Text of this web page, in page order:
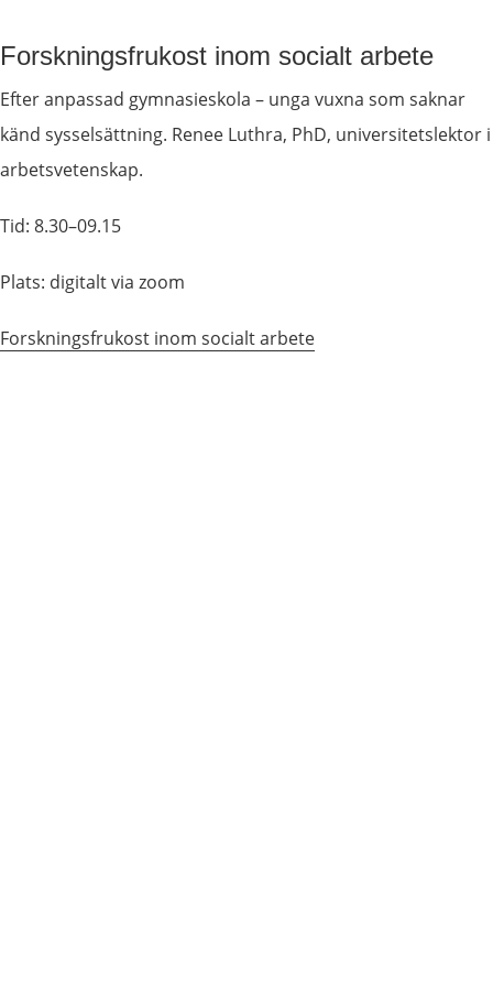
Forskningsfrukost inom socialt arbete
Efter anpassad gymnasieskola – unga vuxna som saknar
känd sysselsättning. Renee Luthra, PhD, universitetslektor i
arbetsvetenskap.
Tid: 8.30–09.15
Plats: digitalt via zoom
Forskningsfrukost inom socialt arbete